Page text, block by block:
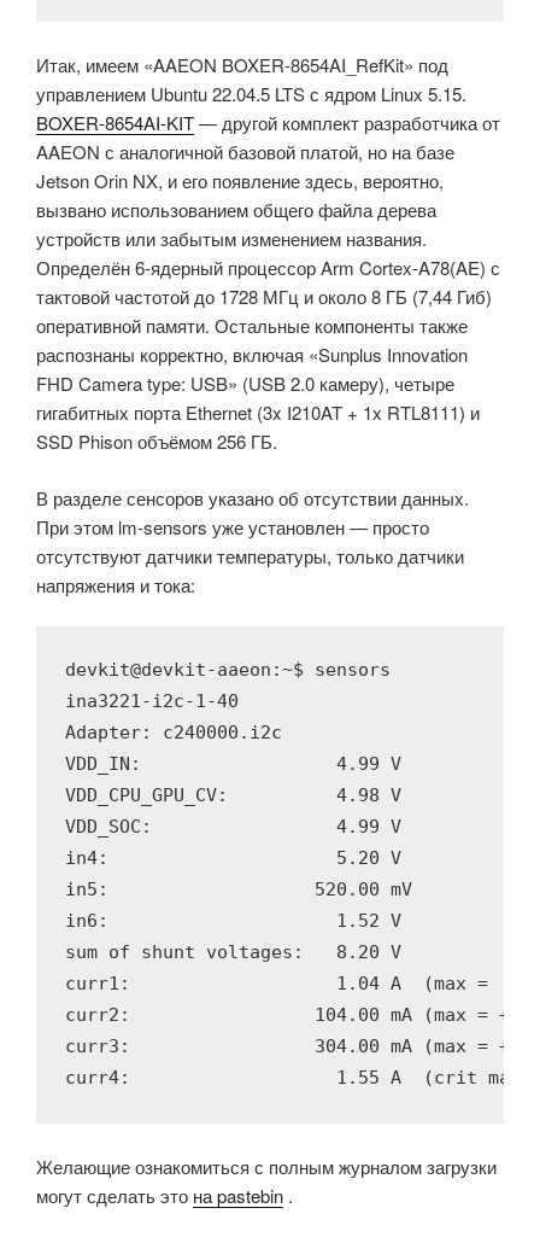
Итак, имеем «AAEON BOXER-8654AI_RefKit» под
управлением Ubuntu 22.04.5 LTS с ядром Linux 5.15.
BOXER-8654AI-KIT— другой комплект разработчика от
AAEON с аналогичной базовой платой, но на базе
Jetson Orin NX, и его появление здесь, вероятно,
вызвано использованием общего файла дерева
устройств или забытым изменением названия.
Определён 6-ядерный процессор Arm Cortex-A78(AE) с
тактовой частотой до 1728 МГц и около 8 ГБ (7,44 Гиб)
оперативной памяти. Остальные компоненты также
распознаны корректно, включая «Sunplus Innovation
FHD Camera type: USB» (USB 2.0 камеру), четыре
гигабитных порта Ethernet (3x I210AT + 1x RTL8111) и
SSD Phison объёмом 256 ГБ.
В разделе сенсоров указано об отсутствии данных.
При этом lm-sensors уже установлен — просто
отсутствуют датчики температуры, только датчики
напряжения и тока:
devkit@devkit-aaeon:~$ sensors
ina3221-i2c-1-40
Adapter: c240000.i2c
VDD_IN:                  4.99 V
VDD_CPU_GPU_CV:          4.98 V
VDD_SOC:                 4.99 V
in4:                     5.20 V
in5:                   520.00 mV
in6:                     1.52 V
sum of shunt voltages:   8.20 V
curr1:                   1.04 A  (max =
curr2:                 104.00 mA (max =
curr3:                 304.00 mA (max =
curr4:                   1.55 A  (crit max =
Желающие ознакомиться с полным журналом загрузки
могут сделать это на pastebin .